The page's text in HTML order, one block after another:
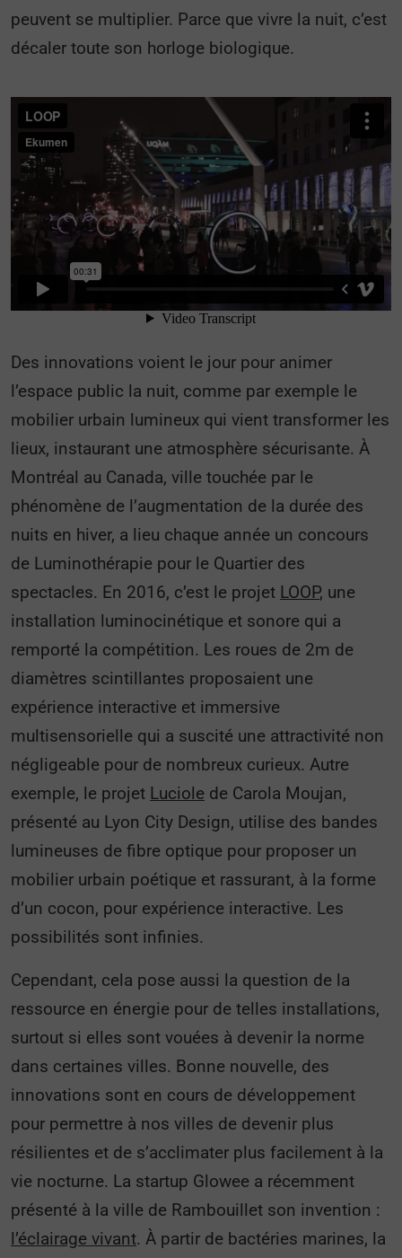
peuvent se multiplier. Parce que vivre la nuit, c’est
décaler toute son horloge biologique.
Des innovations voient le jour pour animer
l’espace public la nuit, comme par exemple le
mobilier urbain lumineux qui vient transformer les
lieux, instaurant une atmosphère sécurisante. À
Montréal au Canada, ville touchée par le
phénomène de l’augmentation de la durée des
nuits en hiver, a lieu chaque année un concours
de Luminothérapie pour le Quartier des
spectacles. En 2016, c’est le projet LOOP, une
installation luminocinétique et sonore qui a
remporté la compétition. Les roues de 2m de
diamètres scintillantes proposaient une
expérience interactive et immersive
multisensorielle qui a suscité une attractivité non
négligeable pour de nombreux curieux. Autre
exemple, le projet Luciole de Carola Moujan,
présenté au Lyon City Design, utilise des bandes
lumineuses de fibre optique pour proposer un
mobilier urbain poétique et rassurant, à la forme
d’un cocon, pour expérience interactive. Les
possibilités sont infinies.
Cependant, cela pose aussi la question de la
ressource en énergie pour de telles installations,
surtout si elles sont vouées à devenir la norme
dans certaines villes. Bonne nouvelle, des
innovations sont en cours de développement
pour permettre à nos villes de devenir plus
résilientes et de s’acclimater plus facilement à la
vie nocturne. La startup Glowee a récemment
présenté à la ville de Rambouillet son invention :
l’éclairage vivant. À partir de bactéries marines, la